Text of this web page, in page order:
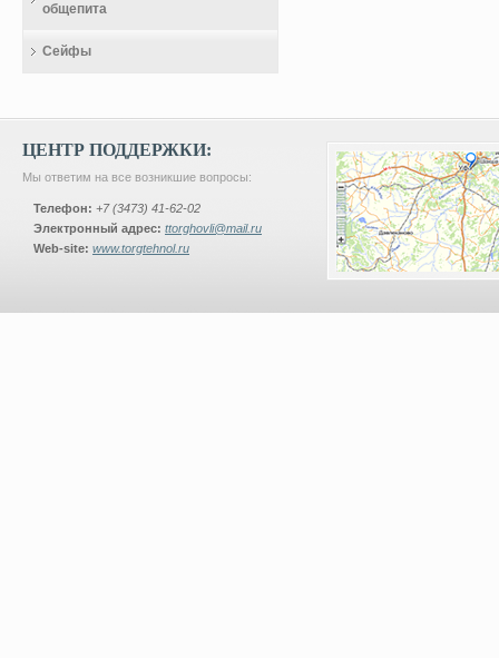
общепита
Сейфы
ЦЕНТР ПОДДЕРЖКИ:
Мы ответим на все возникшие вопросы:
Телефон: +7 (3473) 41-62-02
Электронный адрес: ttorghovli@mail.ru
Web-site: www.torgtehnol.ru